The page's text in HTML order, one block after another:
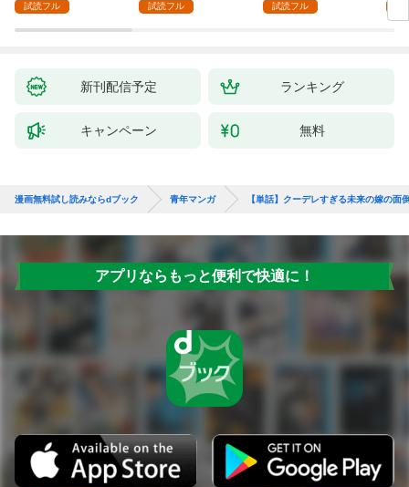
試読フル 試読フル 試読フル
新刊配信予定 ランキング
キャンペーン 無料
漫画無料試し読みならdブック 青年マンガ 【単話】クーデレすぎる未来の嫁の面
アプリならもっと便利で快適に！